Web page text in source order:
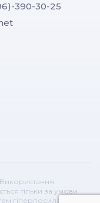
390-30-25
тільки за умови
гіперпосилання